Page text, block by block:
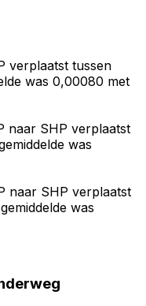
verplaatst tussen
was 0,00080 met
naar SHP verplaatst
was
naar SHP verplaatst
was